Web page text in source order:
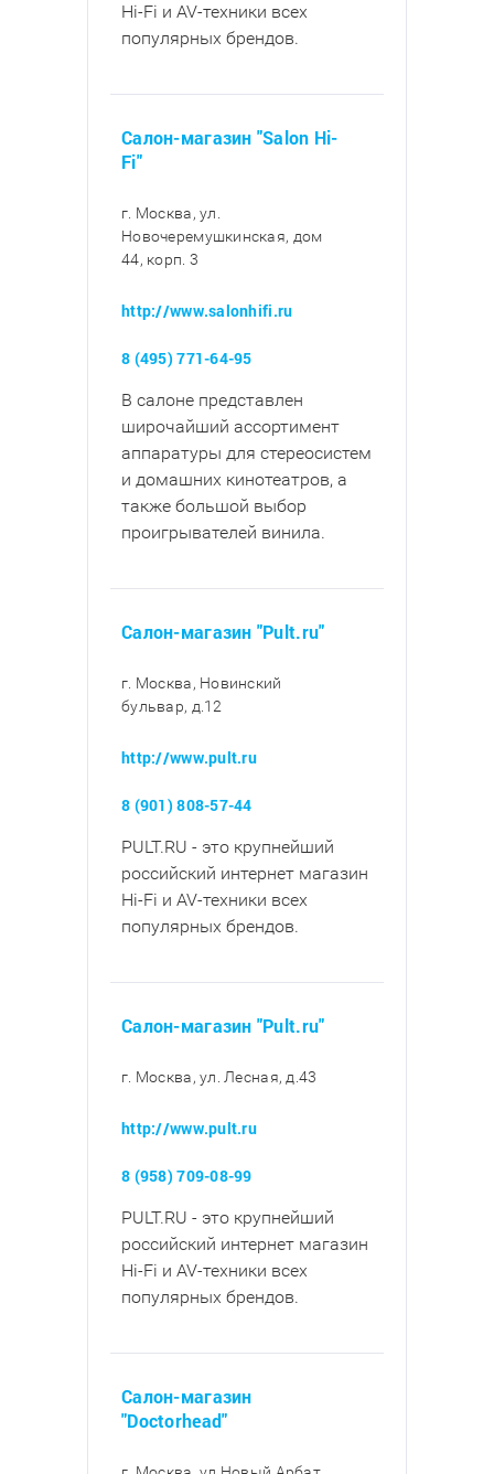
Hi-Fi и AV-техники всех
популярных брендов.
Салон-магазин "Salon Hi-
Fi"
г. Москва, ул.
Новочеремушкинская, дом
44, корп. 3
http://www.salonhifi.ru
8 (495) 771-64-95
В салоне представлен
широчайший ассортимент
аппаратуры для стереосистем
и домашних кинотеатров, а
также большой выбор
проигрывателей винила.
Салон-магазин "Pult.ru"
г. Москва, Новинский
бульвар, д.12
http://www.pult.ru
8 (901) 808-57-44
PULT.RU - это крупнейший
российский интернет магазин
Hi-Fi и AV-техники всех
популярных брендов.
Салон-магазин "Pult.ru"
г. Москва, ул. Лесная, д.43
http://www.pult.ru
8 (958) 709-08-99
PULT.RU - это крупнейший
российский интернет магазин
Hi-Fi и AV-техники всех
популярных брендов.
Салон-магазин
"Doctorhead"